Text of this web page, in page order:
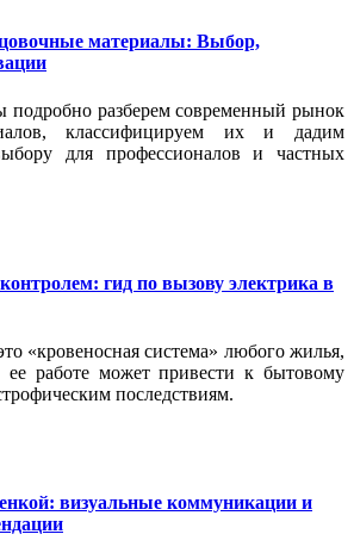
материалы: Выбор,
подробно разберем современный рынок
классифицируем их и дадим
для профессионалов и частных
гид по вызову электрика в
«кровеносная система» любого жилья,
работе может привести к бытовому
последствиям.
визуальные коммуникации и